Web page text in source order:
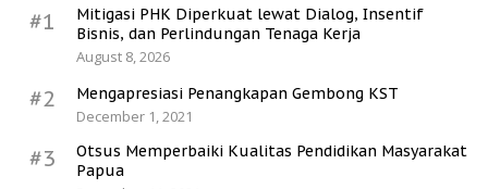
#1
Mitigasi PHK Diperkuat lewat Dialog, Insentif
Bisnis, dan Perlindungan Tenaga Kerja
August 8, 2026
#2
Mengapresiasi Penangkapan Gembong KST
December 1, 2021
#3
Otsus Memperbaiki Kualitas Pendidikan Masyarakat
Papua